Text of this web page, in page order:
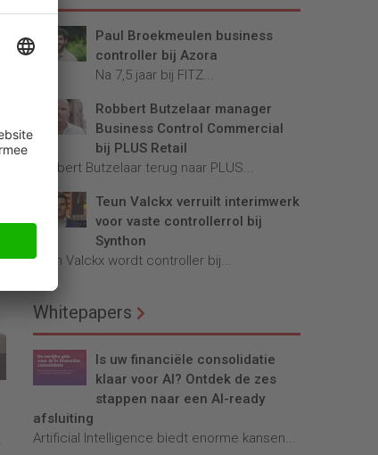
Paul Broekmeulen business
controller bij Azora
Na 7,5 jaar bij FITZ...
Robbert Butzelaar manager
Business Control Commercial
bij PLUS Retail
Robbert Butzelaar terug naar PLUS...
Teun Valckx verruilt interimwerk
voor vaste controllerrol bij
Synthon
Teun Valckx wordt controller bij...
Whitepapers
Is uw financiële consolidatie
klaar voor AI? Ontdek de zes
stappen naar een AI-ready
afsluiting
Artificial Intelligence biedt enorme kansen...